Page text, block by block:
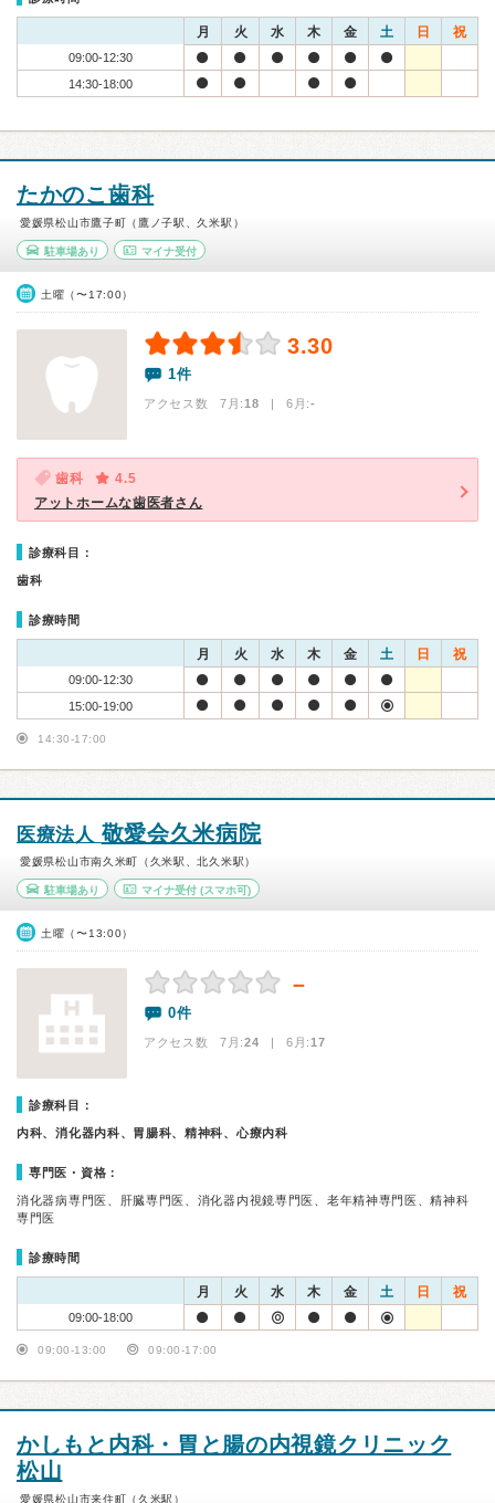
月 火 水 木 金 土 日 祝
09:00-12:30
14:30-18:00
たかのこ歯科
愛媛県松山市鷹子町（鷹ノ子駅、久米駅）
駐車場あり マイナ受付
土曜（〜17:00）
3.30
1件
アクセス数 7月:18 | 6月:-
歯科
4.5
アットホームな歯医者さん
診療科目：
歯科
診療時間
月 火 水 木 金 土 日 祝
09:00-12:30
15:00-19:00
14:30-17:00
医療法人 敬愛会久米病院
愛媛県松山市南久米町（久米駅、北久米駅）
駐車場あり マイナ受付(スマホ可)
土曜（〜13:00）
－
0件
アクセス数 7月:24 | 6月:17
診療科目：
内科、消化器内科、胃腸科、精神科、心療内科
専門医・資格：
消化器病専門医、肝臓専門医、消化器内視鏡専門医、老年精神専門医、精神科
専門医
診療時間
月 火 水 木 金 土 日 祝
09:00-18:00
09:00-13:00 09:00-17:00
かしもと内科・胃と腸の内視鏡クリニック
松山
愛媛県松山市来住町（久米駅）